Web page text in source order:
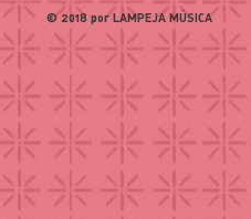
© 2018 por LAMPEJA MÚSICA